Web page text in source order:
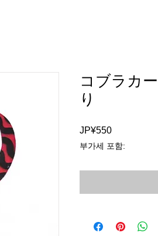
コブラカ
り
JP¥550가
격
부가세 포함: